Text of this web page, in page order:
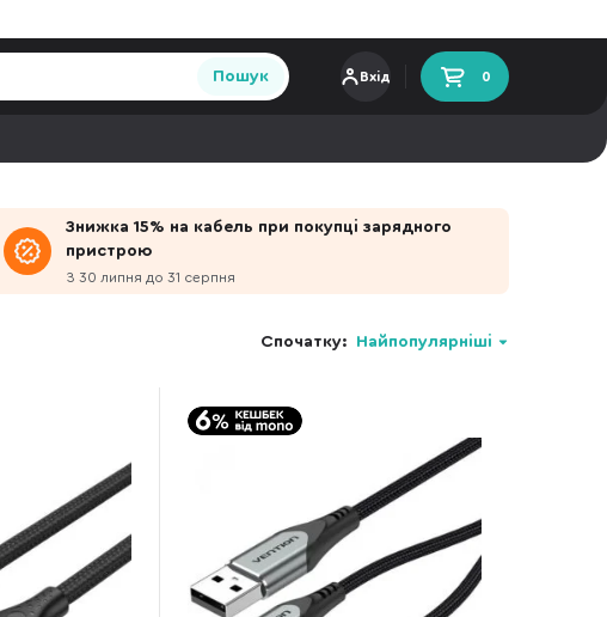
Пошук Вхід 0
Знижка 15% на кабель при покупці зарядного
пристрою
З 30 липня до 31 серпня
Спочатку: Найпопулярніші